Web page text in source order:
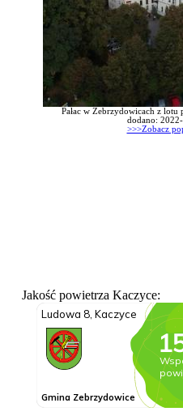
Pałac w Zebrzydowicach z lotu
dodano:
>>>Zobacz
Jakość powietrza Kaczyce: